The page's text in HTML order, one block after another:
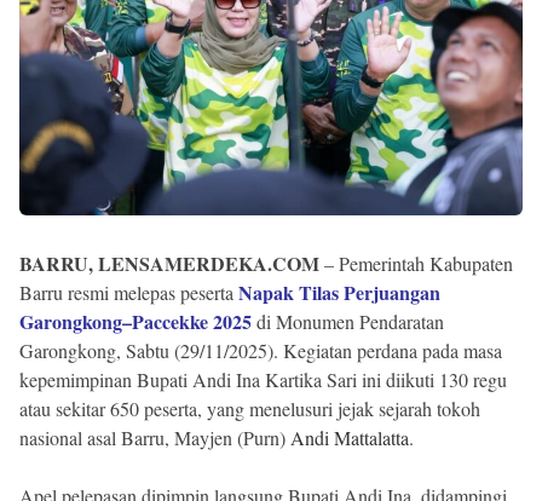
BARRU, LENSAMERDEKA.COM– Pemerintah Kabupaten
Barru resmi melepas peserta Napak Tilas Perjuangan
Garongkong–Paccekke 2025di Monumen Pendaratan
Garongkong, Sabtu (29/11/2025). Kegiatan perdana pada masa
kepemimpinan Bupati Andi Ina Kartika Sari ini diikuti 130 regu
atau sekitar 650 peserta, yang menelusuri jejak sejarah tokoh
nasional asal Barru, Mayjen (Purn) Andi Mattalatta.
Apel pelepasan dipimpin langsung Bupati Andi Ina, didampingi